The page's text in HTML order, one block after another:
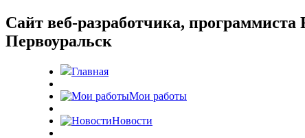
Cайт веб-разработчика,
Первоуральск
Главная
Мои работы
Новости